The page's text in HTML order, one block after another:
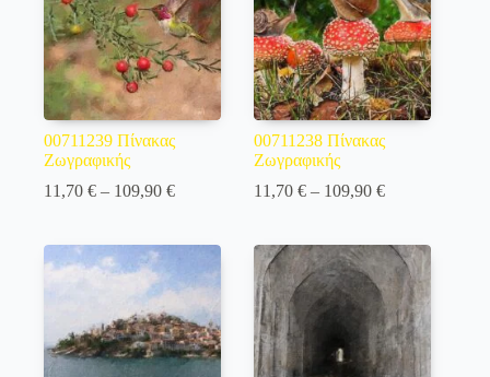
00711239 Πίνακας
Ζωγραφικής
11,70 € – 109,90 €Price
through
109,90 €
00711238 Πίνακας
Ζωγραφικής
11,70€ – 109,90€Price
through
109,90 €